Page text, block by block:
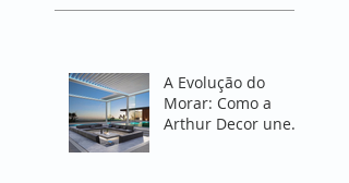
A Evolução do
Morar: Como a
Arthur Decor une